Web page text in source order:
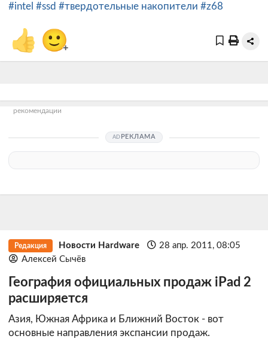
#intel #ssd #твердотельные накопители #z68
👍 🙂+
рекомендации
РЕКЛАМА
Редакция Новости Hardware
28 апр. 2011, 08:05
Алексей Сычёв
География официальных продаж iPad 2
расширяется
Азия, Южная Африка и Ближний Восток - вот
основные направления экспансии продаж.